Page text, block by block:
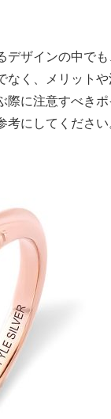
ザインの中で
く、メリット
に注意すべき
にしてください